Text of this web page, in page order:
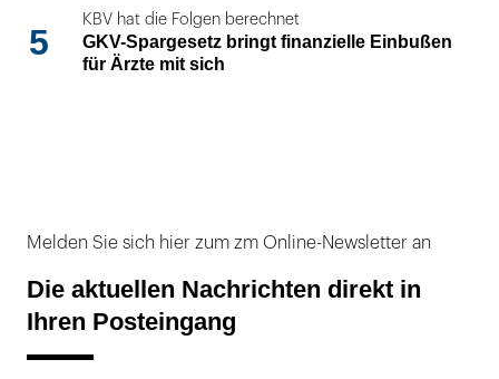
5
KBV hat die Folgen berechnet
GKV-Spargesetz bringt finanzielle Einbußen
für Ärzte mit sich
Melden Sie sich hier zum zm Online-Newsletter an
Die aktuellen Nachrichten direkt in
Ihren Posteingang